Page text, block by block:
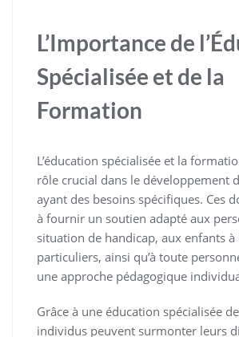
L’Importance de
Spécialisée et de la
Formation
L’éducation spécialisée et la
rôle crucial dans le développement
ayant des besoins spécifiques. Ces
à fournir un soutien adapté aux
situation de handicap, aux enfants à
particuliers, ainsi qu’à toute
une approche pédagogique
Grâce à une éducation spécialisée
individus peuvent surmonter leurs